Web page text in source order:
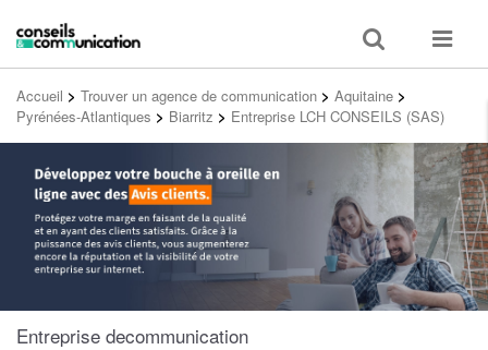
Toggle
search
Toggle
Accueil > Trouver un agence de communication > Aquitaine >
Pyrénées-Atlantiques > Biarritz > Entreprise LCH CONSEILS (SAS)
Entreprise decommunication